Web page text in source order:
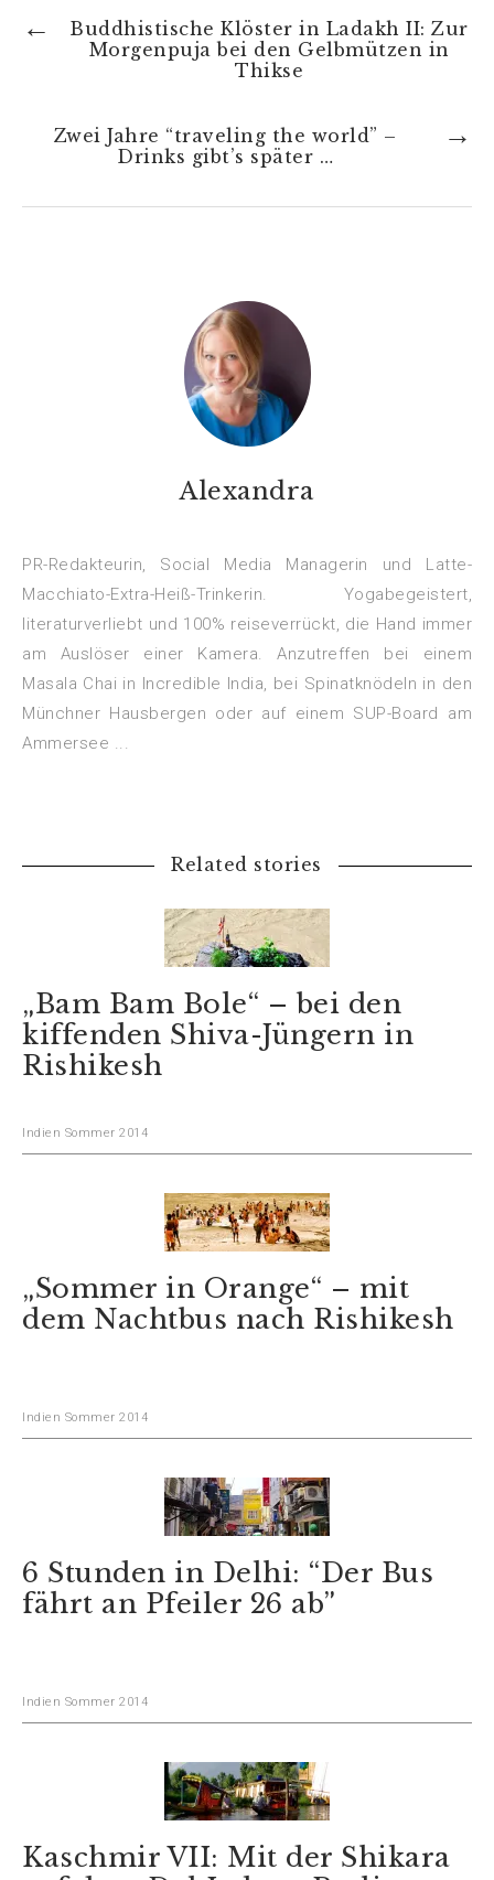
Buddhistische Klöster in Ladakh II: Zur
Morgenpuja bei den Gelbmützen in
Thikse
Zwei Jahre “traveling the world” –
Drinks gibt’s später …
Alexandra
PR-Redakteurin, Social Media Managerin und Latte-
Macchiato-Extra-Heiß-Trinkerin. Yogabegeistert,
literaturverliebt und 100% reiseverrückt, die Hand immer
am Auslöser einer Kamera. Anzutreffen bei einem
Masala Chai in Incredible India, bei Spinatknödeln in den
Münchner Hausbergen oder auf einem SUP-Board am
Ammersee ...
Related stories
„Bam Bam Bole“ – bei den
kiffenden Shiva-Jüngern in
Rishikesh
Indien Sommer 2014
„Sommer in Orange“ – mit
dem Nachtbus nach Rishikesh
Indien Sommer 2014
6 Stunden in Delhi: “Der Bus
fährt an Pfeiler 26 ab”
Indien Sommer 2014
Kaschmir VII: Mit der Shikara